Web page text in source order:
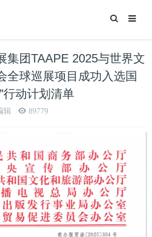
T
o
g
e
S
e
a
r
集团TAAPE 2025与世界文
全球巡展项目成功入选国
行动计划清单
辑 89779